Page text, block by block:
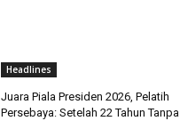
Headlines
Juara Piala Presiden 2026, Pelatih
Persebaya: Setelah 22 Tahun Tanpa